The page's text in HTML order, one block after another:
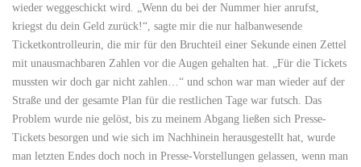
wieder weggeschickt wird. „Wenn du bei der Nummer hier anrufst,
kriegst du dein Geld zurück!“, sagte mir die nur halbanwesende
Ticketkontrolleurin, die mir für den Bruchteil einer Sekunde einen Zettel
mit unausmachbaren Zahlen vor die Augen gehalten hat. „Für die Tickets
mussten wir doch gar nicht zahlen…“ und schon war man wieder auf der
Straße und der gesamte Plan für die restlichen Tage war futsch. Das
Problem wurde nie gelöst, bis zu meinem Abgang ließen sich Presse-
Tickets besorgen und wie sich im Nachhinein herausgestellt hat, wurde
man letzten Endes doch noch in Presse-Vorstellungen gelassen, wenn man